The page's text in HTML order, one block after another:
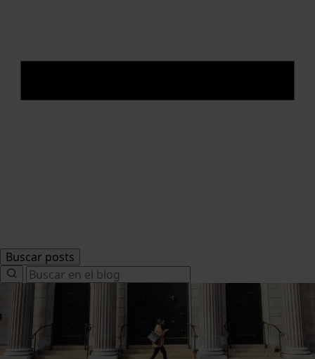
Buscar posts
Search
for: